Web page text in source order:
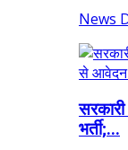
News
भर्ती;...